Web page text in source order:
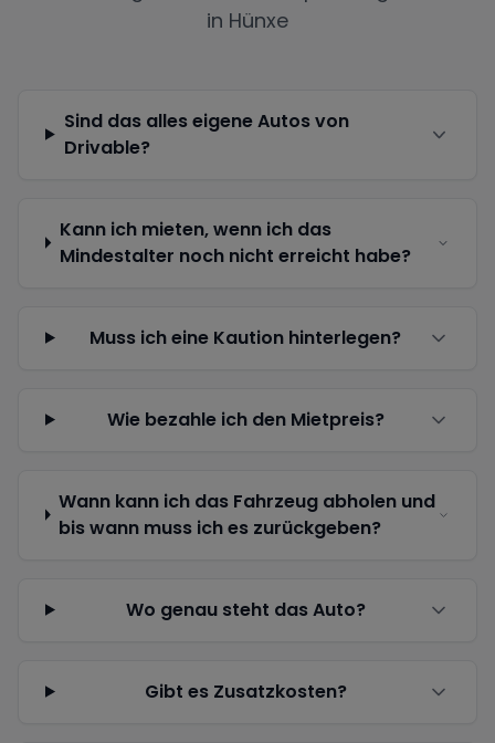
in Hünxe
Sind das alles eigene Autos von
Drivable?
Kann ich mieten, wenn ich das
Mindestalter noch nicht erreicht habe?
Muss ich eine Kaution hinterlegen?
Wie bezahle ich den Mietpreis?
Wann kann ich das Fahrzeug abholen und
bis wann muss ich es zurückgeben?
Wo genau steht das Auto?
Gibt es Zusatzkosten?